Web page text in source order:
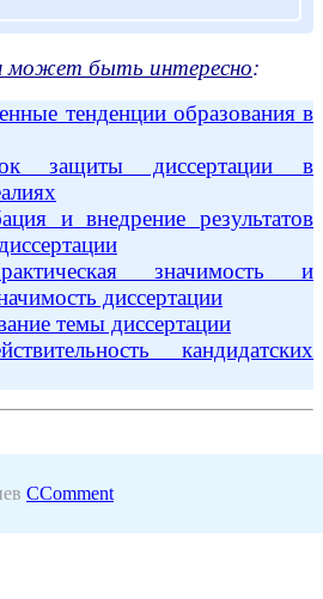
быть интересно:
тенденции образования в
защиты диссертации в
и внедрение результатов
значимость и
диссертации
темы диссертации
кандидатских
CComment